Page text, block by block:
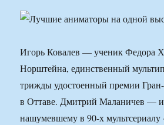
Игорь Ковалев — ученик Федора
Норштейна, единственный
трижды удостоенный премии
в Оттаве. Дмитрий Маланичев —
нашумевшему в 90-х